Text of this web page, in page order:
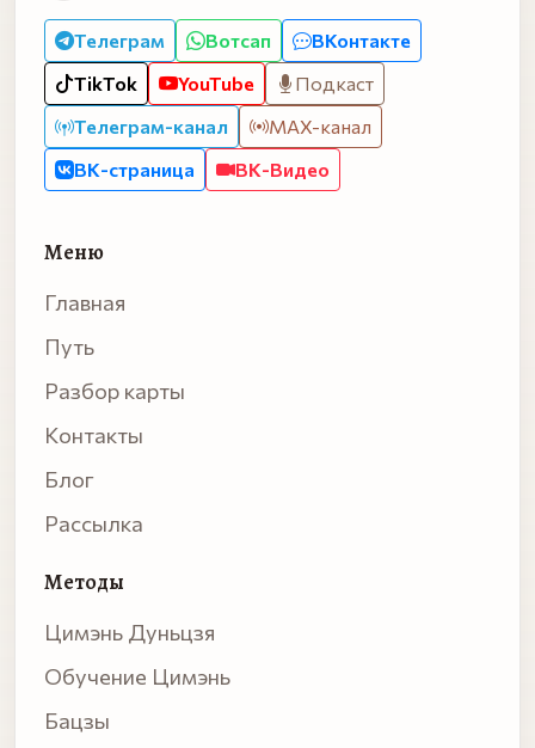
Телеграм Вотсап
ВКонтакте
TikTok
YouTube
Подкаст
Телеграм-канал
MAX-канал
ВК-страница
ВК-Видео
Меню
Главная
Путь
Разбор карты
Контакты
Блог
Рассылка
Методы
Цимэнь Дуньцзя
Обучение Цимэнь
Бацзы